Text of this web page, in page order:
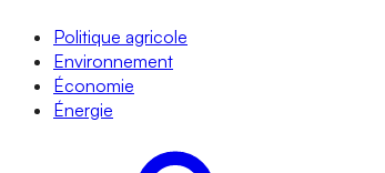
Politique agricole
Environnement
Économie
Énergie